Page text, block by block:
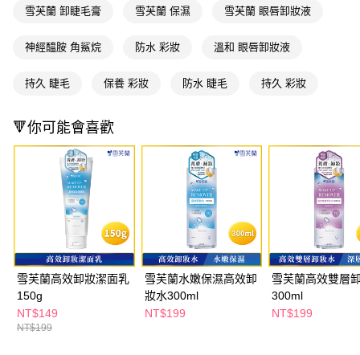
※ 請注意：結帳手續完成當下不需立刻繳費，但若您需要取消訂單，請聯絡
後付繳納相關費用。
客戶支援中心」
https://netprotections.freshdesk.com/support/home
１．透過由恩沛科技股份有限公司提供之「AFTEE先享後付」服務完成之交
易，需依本服務之必要範圍內提供個人資料，並將交易相關給付款項請求債
權轉讓予恩沛科技股份有限公司。
２．關於個人資料處理事宜，請瀏覽以下網址：
https://aftee.tw/terms/#terms3
３．未成年的使用者請事先徵得法定代理人或監護人之同意方可使用
「AFTEE先享後付」，若未經同意申辦者引起之損失，本公司不負相關責
４．使用「AFTEE先享後付」時，將依據個別帳號之用戶狀況，依本公司即
時審查核予不同之上限額度；若仍有額度不足之情形，本公司將視審查結果
請求用戶進行身份認證。
５．嚴禁一人註冊多個帳號或使用他人資訊註冊。若發現惡意使用之情形，
恩沛科技股份有限公司將有權停止該用戶之使用額度並採取法律行動。
萊爾富取貨付款
每筆NT$65，滿NT$490(含以上)免運費
每筆NT$65，滿NT$490(含以上)免運費
付款後7-11取貨
每筆NT$65，滿NT$490(含以上)免運費
宅配(本島)
每筆NT$100，滿NT$790(含以上)免運費
付款後寶雅門市自取(由倉庫統一出貨)
每筆NT$80，滿NT$290(含以上)免運費
雪芙蘭 卸睫毛膏 雪芙蘭 保濕 雪芙蘭 眼唇卸妝液
神經醯胺 角鯊烷 防水 彩妝 溫和 眼唇卸妝液
持久 睫毛 保養 彩妝 防水 睫毛 持久 彩妝
🔻你可能會喜歡
雪芙蘭高效卸妝潔面乳
150g
NT$149
NT$199
雪芙蘭水嫩保濕高效卸
妝水300ml
NT$199
雪芙蘭高效雙層
300ml
NT$199